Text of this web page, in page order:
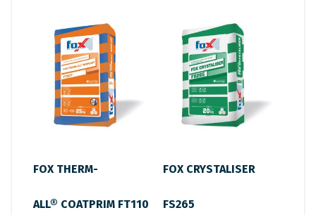
FOX THERM-
ALL® COATPRIM FT110
FOX CRYSTALISER
FS265